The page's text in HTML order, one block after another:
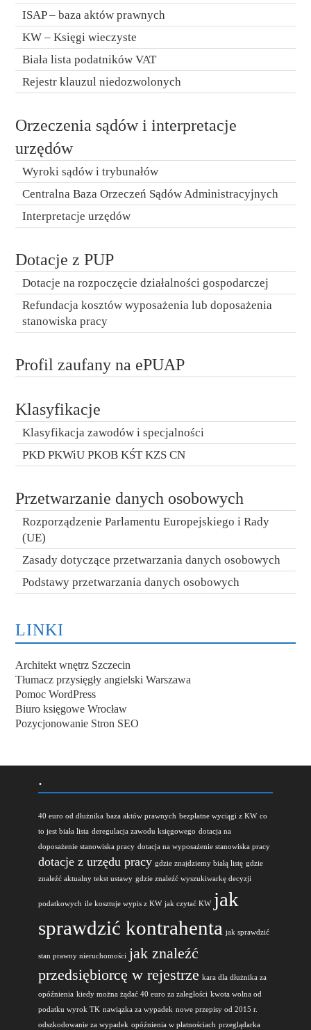
ISAP – baza aktów prawnych
KW – Księgi wieczyste
Biała lista podatników VAT
Rejestr klauzul niedozwolonych
Orzeczenia sądów i interpretacje
urzędów
Wyroki sądów i trybunałów
Centralna Baza Orzeczeń Sądów Administracyjnych
Interpretacje urzędów
Dotacje z PUP
Dotacje na rozpoczęcie działalności gospodarczej
Refundacja kosztów wyposażenia lub doposażenia
stanowiska pracy
Profil zaufany na ePUAP
Klasyfikacje
Klasyfikacja zawodów i specjalności
PKD PKWiU PKOB KŚT KZS CN
Przetwarzanie danych osobowych
Rozporządzenie Parlamentu Europejskiego i Rady
(UE)
Zasady dotyczące przetwarzania danych osobowych
Podstawy przetwarzania danych osobowych
LINKI
Architekt wnętrz Szczecin
Tłumacz przysięgły angielski Warszawa
Pomoc WordPress
Biuro księgowe Wrocław
Pozycjonowanie Stron SEO
.
40 euro od dłużnika baza aktów prawnych bezpłatne wyciągi z KW co
to jest biała lista deregulacja zawodu księgowego dotacja na
doposażenie stanowiska pracy dotacja na wyposażenie stanowiska pracy
dotacje z urzędu pracy gdzie znajdziemy białą listę gdzie
znaleźć aktualny tekst ustawy gdzie znaleźć wyszukiwarkę decyzji
podatkowych ile kosztuje wypis z KW jak czytać KW jak
sprawdzić kontrahenta jak sprawdzić
stan prawny nieruchomości jak znaleźć
przedsiębiorcę w rejestrze kara dla dłużnika za
opóźnienia kiedy można żądać 40 euro za zaległości kwota wolna od
podatku wyrok TK nawiązka za wypadek nowe przepisy od 2015 r.
odszkodowanie za wypadek opóźnienia w płatnościach przeglądarka